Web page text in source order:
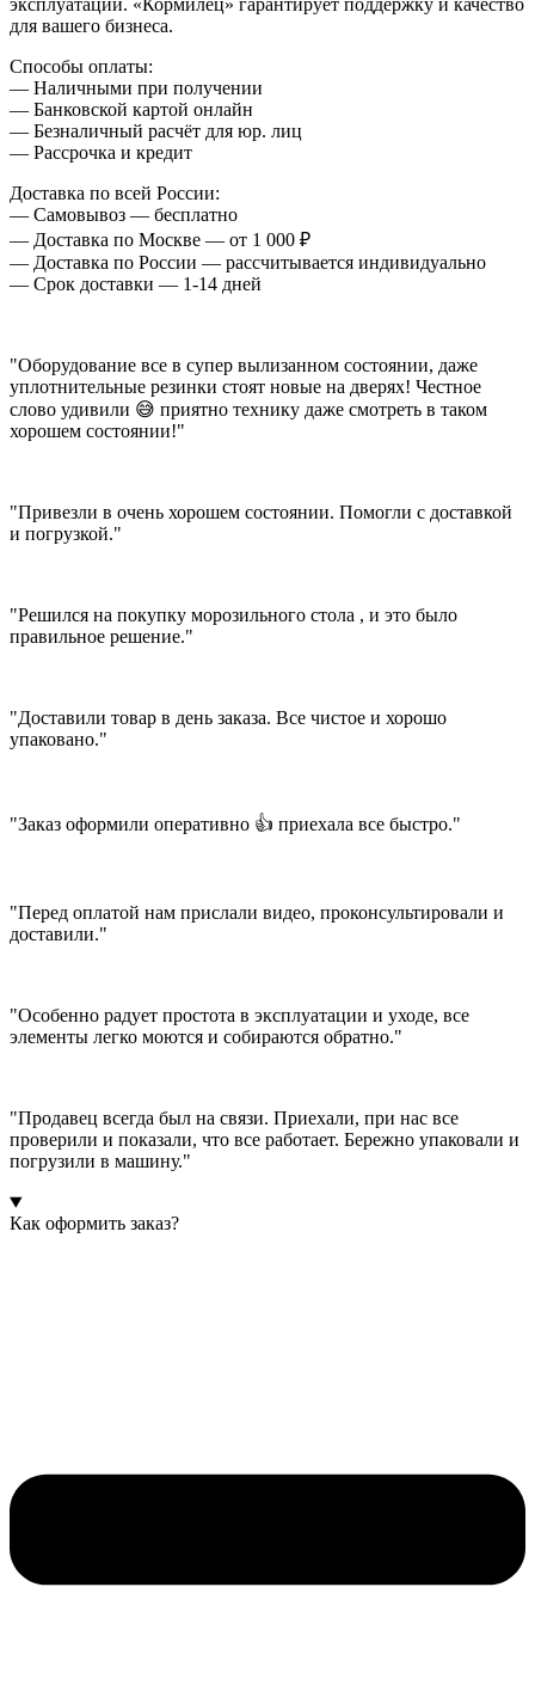
эксплуатации. «Кормилец» гарантирует поддержку и качество
для вашего бизнеса.
Способы оплаты:
— Наличными при получении
— Банковской картой онлайн
— Безналичный расчёт для юр. лиц
— Рассрочка и кредит
Доставка по всей России:
— Самовывоз — бесплатно
— Доставка по Москве — от 1 000 ₽
— Доставка по России — рассчитывается индивидуально
— Срок доставки — 1-14 дней
"Оборудование все в супер вылизанном состоянии, даже
уплотнительные резинки стоят новые на дверях! Честное
слово удивили 😅 приятно технику даже смотреть в таком
хорошем состоянии!"
"Привезли в очень хорошем состоянии. Помогли с доставкой
и погрузкой."
"Решился на покупку морозильного стола , и это было
правильное решение."
"Доставили товар в день заказа. Все чистое и хорошо
упаковано."
"Заказ оформили оперативно 👍 приехала все быстро."
"Перед оплатой нам прислали видео, проконсультировали и
доставили."
"Особенно радует простота в эксплуатации и уходе, все
элементы легко моются и собираются обратно."
"Продавец всегда был на связи. Приехали, при нас все
проверили и показали, что все работает. Бережно упаковали и
погрузили в машину."
Как оформить заказ?